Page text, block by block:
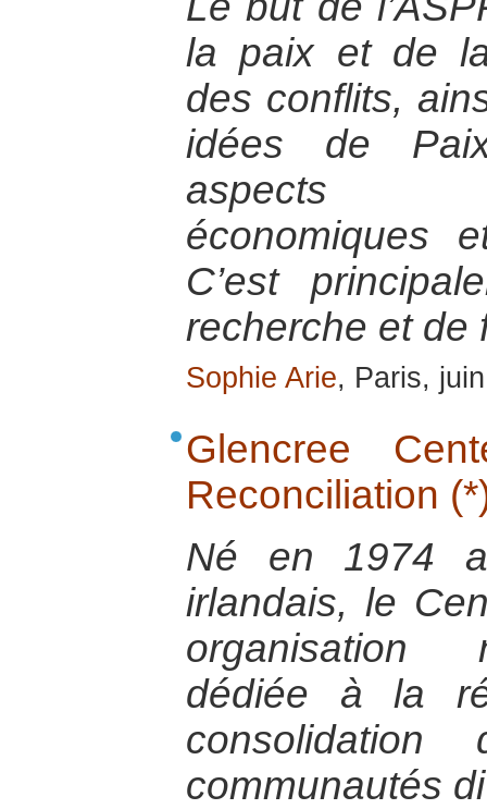
la paix et de
des conflits,
idées de
aspects
économiques
C’est
recherche et de
Sophie Arie, Paris,
Glencree
Reconciliation
Né en 1974
irlandais, le
organisation
dédiée à la
communautés